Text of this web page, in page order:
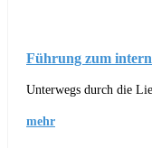
Führung zum
Unterwegs durch die
mehr